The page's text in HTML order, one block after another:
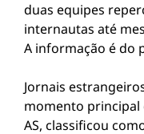
duas equipes
internautas até
A informação é do
Jornais
momento principal
AS, classificou